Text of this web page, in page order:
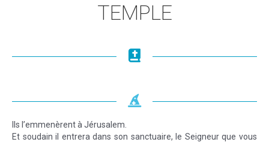
TEMPLE
Ils l’emmenèrent à Jérusalem.
Et soudain il entrera dans son sanctuaire, le Seigneur que vous